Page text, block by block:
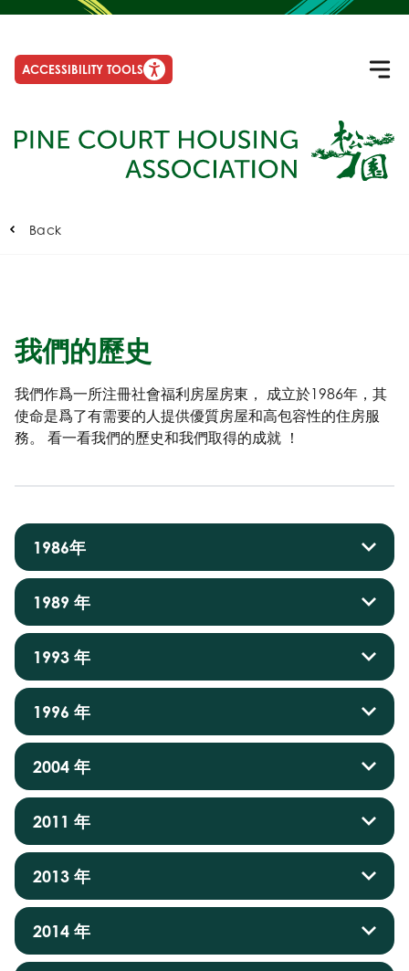
ACCESSIBILITY TOOLS
Back
我們的歷史
我們作爲一所注冊社會福利房屋房東， 成立於1986年，其
使命是爲了有需要的人提供優質房屋和高包容性的住房服
務。 看一看我們的歷史和我們取得的成就 ！
1986年
1989 年
1993 年
1996 年
2004 年
2011 年
2013 年
2014 年